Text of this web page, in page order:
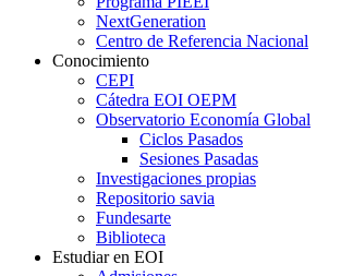
NextGeneration
Centro de Referencia Nacional
Conocimiento
CEPI
Cátedra EOI OEPM
Observatorio Economía Global
Ciclos Pasados
Sesiones Pasadas
Investigaciones propias
Repositorio savia
Fundesarte
Biblioteca
Estudiar en EOI